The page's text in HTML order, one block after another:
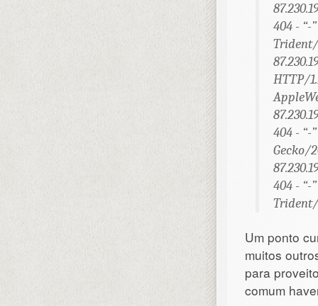
404 - “-
HTTP/
404 - “-
Gecko/
404 - “-
Um ponto
muitos
para
comum